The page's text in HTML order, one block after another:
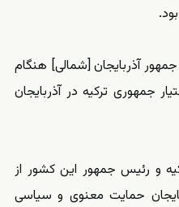
آذربایجان [شمالی] هنگام
جمهوری ترکیه در آذربایجان
و رئیس جمهور این کشور از
حمایت معنوی و سیاسی